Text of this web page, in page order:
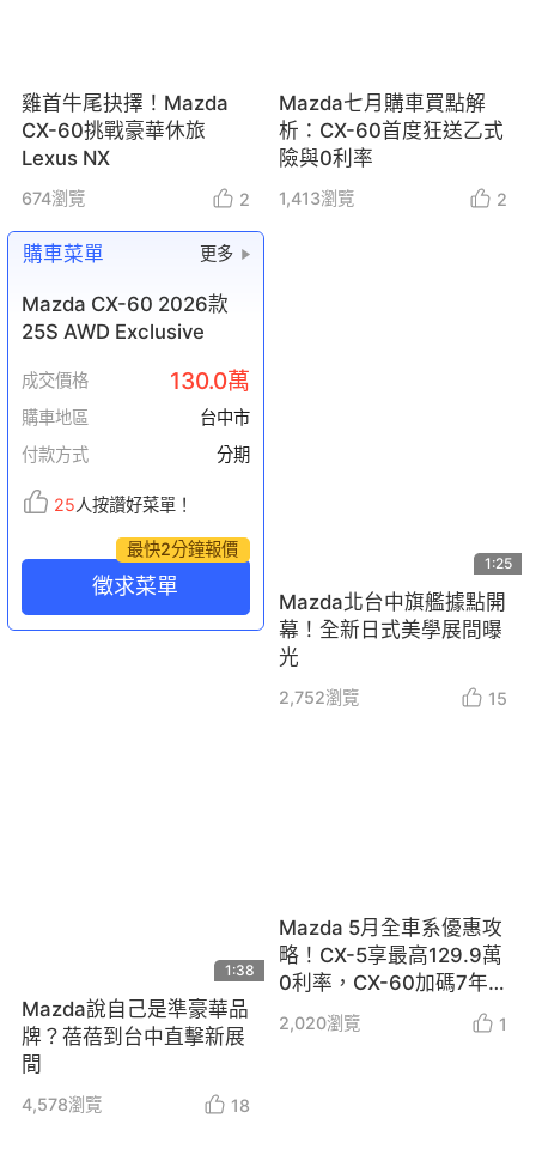
雞首牛尾抉擇！Mazda
CX-60挑戰豪華休旅
Lexus NX
674瀏覽 2
購車菜單 更多
Mazda CX-60 2026款
25S AWD Exclusive
成交價格 130.0萬
購車地區
台中市
付款方式
分期
25人按讚好菜單！
最快2分鐘報價
徵求菜單
1:38
Mazda說自己是準豪華品
牌？蓓蓓到台中直擊新展
間
4,578瀏覽 18
Mazda七月購車買點解
析：CX-60首度狂送乙式
險與0利率
1,413瀏覽 2
1:25
Mazda北台中旗艦據點開
幕！全新日式美學展間曝
光
2,752瀏覽 15
Mazda 5月全車系優惠攻
略！CX-5享最高129.9萬
0利率，CX-60加碼7年
保固
2,020瀏覽 1